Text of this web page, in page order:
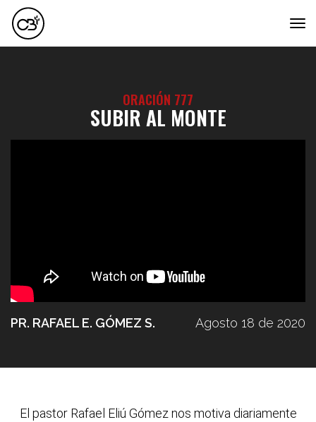
ORACIÓN 777
SUBIR AL MONTE
PR. RAFAEL E. GÓMEZ S. Agosto 18 de 2020
El pastor Rafael Eliú Gómez nos motiva diariamente